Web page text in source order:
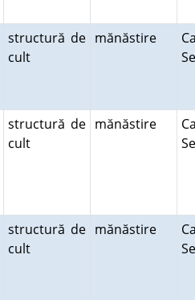
structură de
cult
mănăstire
structură de
cult
mănăstire
structură de
cult
mănăstire